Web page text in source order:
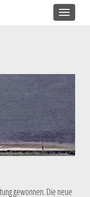
Toggle
gewonnen. Die neue